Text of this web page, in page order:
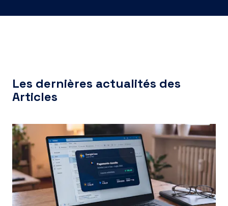
Les dernières actualités des
Articles